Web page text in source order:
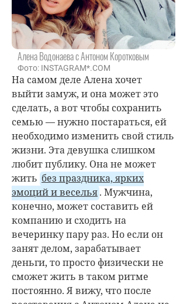
Алена Водонаева с Антоном Коротковым
Фото: INSTAGRAM*.COM
На самом деле Алена хочет
выйти замуж, и она может это
сделать, а вот чтобы сохранить
семью — нужно постараться, ей
необходимо изменить свой стиль
жизни. Эта девушка слишком
любит публику. Она не может
жить без праздника, ярких
эмоций и веселья. Мужчина,
конечно, может составить ей
компанию и сходить на
вечеринку пару раз. Но если он
занят делом, зарабатывает
деньги, то просто физически не
сможет жить в таком ритме
постоянно. Я вижу, что после